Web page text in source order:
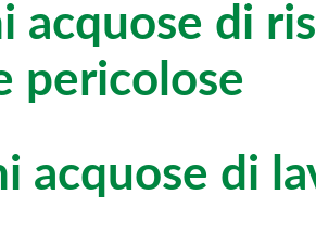
acquose di
pericolose
acquose di